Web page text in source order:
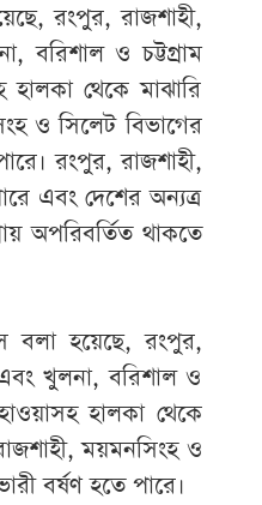
রংপুর, রাজশাহী,
বরিশাল ও চট্টগ্রাম
থেকে মাঝারি
ও সিলেট বিভাগের
রংপুর, রাজশাহী,
এবং দেশের অন্যত্র
অপরিবর্তিত থাকতে
বলা হয়েছে, রংপুর,
খুলনা, বরিশাল ও
হালকা থেকে
ময়মনসিংহ ও
বর্ষণ হতে পারে।